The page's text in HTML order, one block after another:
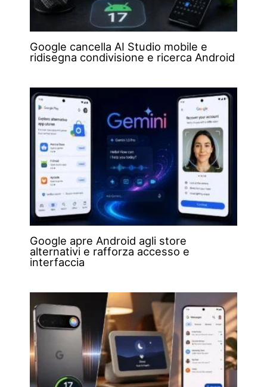
Google cancella AI Studio mobile e
ridisegna condivisione e ricerca Android
Google apre Android agli store
alternativi e rafforza accesso e
interfaccia